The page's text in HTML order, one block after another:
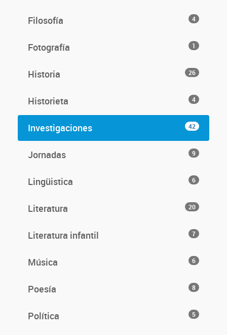
Filosofía 4
Fotografía 1
Historia 26
Historieta 4
Investigaciones 42
Jornadas 9
Lingüistica 6
Literatura 20
Literatura infantil 7
Música 6
Poesía 8
Política 5